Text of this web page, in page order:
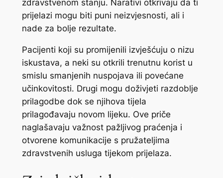
zdravstvenom stanju. Narativi otkrivaju da ti
prijelazi mogu biti puni neizvjesnosti, ali i
nade za bolje rezultate.
Pacijenti koji su promijenili izvješćuju o nizu
iskustava, a neki su otkrili trenutnu korist u
smislu smanjenih nuspojava ili povećane
učinkovitosti. Drugi mogu doživjeti razdoblje
prilagodbe dok se njihova tijela
prilagođavaju novom lijeku. Ove priče
naglašavaju važnost pažljivog praćenja i
otvorene komunikacije s pružateljima
zdravstvenih usluga tijekom prijelaza.